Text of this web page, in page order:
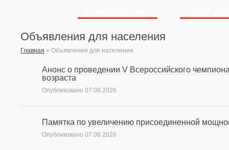
Объявления для населения
Главная » Объявления для населения
Анонс о проведении V Всероссийского
возраста
Опубликовано 07.08.2026
Памятка по увеличению присоединенной
Опубликовано 07.08.2026